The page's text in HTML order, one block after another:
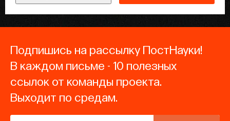
Подпишись на рассылку ПостНауки!
В каждом письме - 10 полезных
ссылок от команды проекта.
Выходит по средам.